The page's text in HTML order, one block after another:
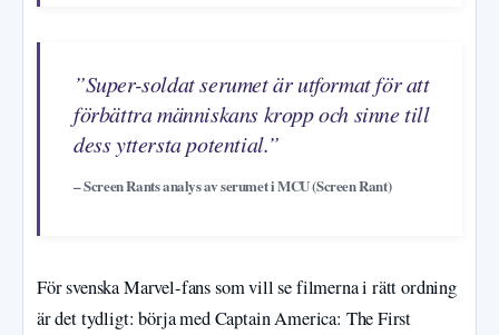
”Super-soldat serumet är utformat för att
förbättra människans kropp och sinne till
dess yttersta potential.”
– Screen Rants analys av serumet i MCU (Screen Rant)
För svenska Marvel-fans som vill se filmerna i rätt ordning
är det tydligt: börja med Captain America: The First